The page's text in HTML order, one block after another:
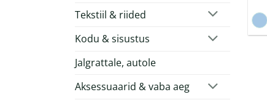
Tekstiil & riided
Kodu & sisustus
Jalgrattale, autole
Aksessuaarid & vaba aeg